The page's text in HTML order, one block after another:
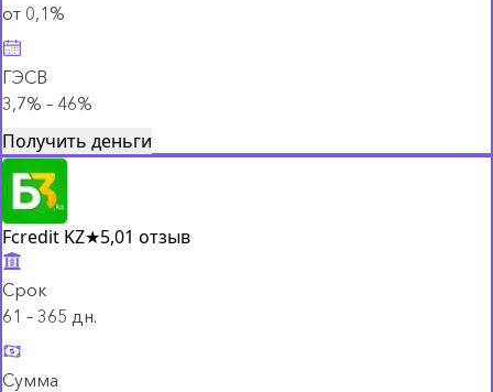
от 0,1%
ГЭСВ
3,7% – 46%
Получить деньги
Fcredit KZ★5,01 отзыв
Срок
61 – 365 дн.
Сумма